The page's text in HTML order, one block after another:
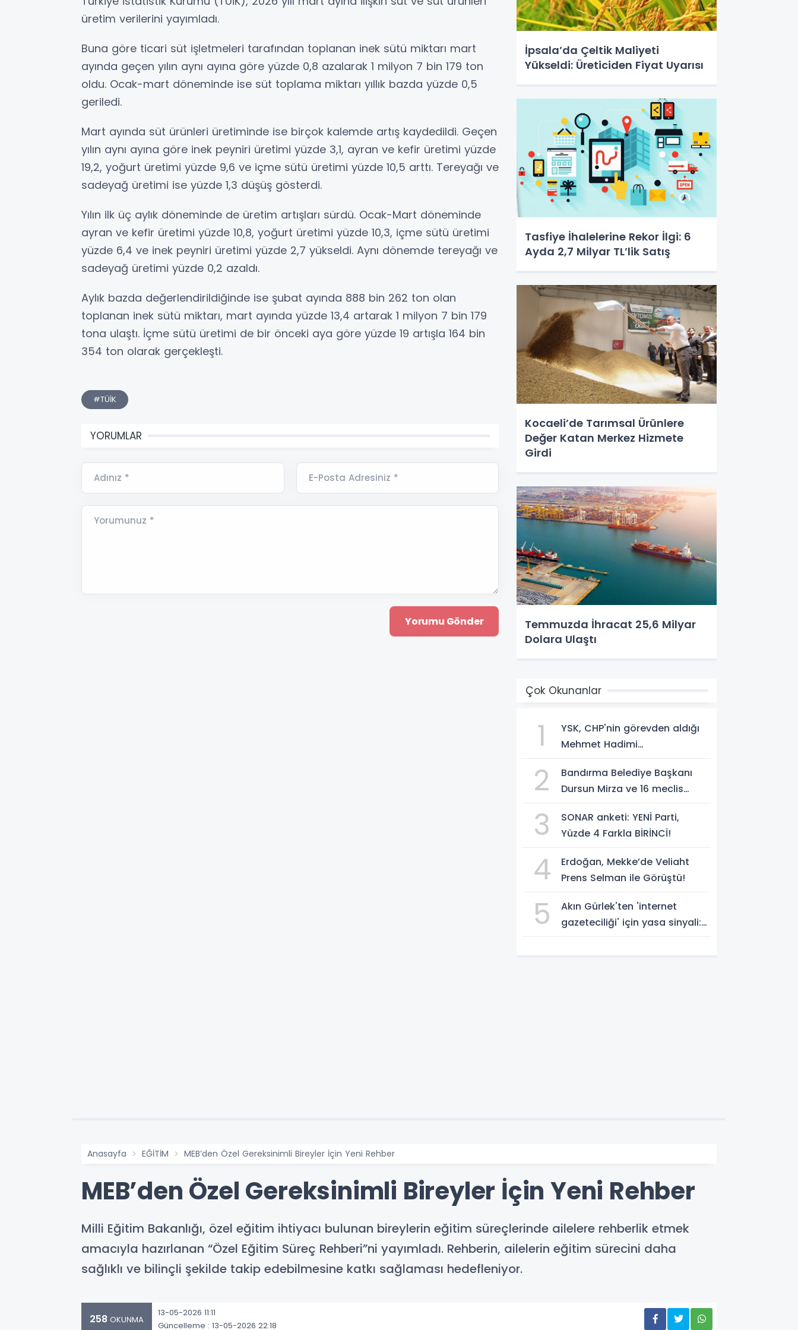
üretim verilerini yayımladı.
Buna göre ticari süt işletmeleri tarafından toplanan inek sütü miktarı mart
ayında geçen yılın aynı ayına göre yüzde 0,8 azalarak 1 milyon 7 bin 179 ton
oldu. Ocak-mart döneminde ise süt toplama miktarı yıllık bazda yüzde 0,5
geriledi.
Mart ayında süt ürünleri üretiminde ise birçok kalemde artış kaydedildi. Geçen
yılın aynı ayına göre inek peyniri üretimi yüzde 3,1, ayran ve kefir üretimi yüzde
19,2, yoğurt üretimi yüzde 9,6 ve içme sütü üretimi yüzde 10,5 arttı. Tereyağı ve
sadeyağ üretimi ise yüzde 1,3 düşüş gösterdi.
Yılın ilk üç aylık döneminde de üretim artışları sürdü. Ocak-Mart döneminde
ayran ve kefir üretimi yüzde 10,8, yoğurt üretimi yüzde 10,3, içme sütü üretimi
yüzde 6,4 ve inek peyniri üretimi yüzde 2,7 yükseldi. Aynı dönemde tereyağı ve
sadeyağ üretimi yüzde 0,2 azaldı.
Aylık bazda değerlendirildiğinde ise şubat ayında 888 bin 262 ton olan
toplanan inek sütü miktarı, mart ayında yüzde 13,4 artarak 1 milyon 7 bin 179
tona ulaştı. İçme sütü üretimi de bir önceki aya göre yüzde 19 artışla 164 bin
354 ton olarak gerçekleşti.
#TÜİK
YORUMLAR
Adınız * E-Posta Adresiniz *
Yorumunuz *
İpsala’da Çeltik Maliyeti
Yükseldi: Üreticiden Fiyat Uyarısı
Tasfiye İhalelerine Rekor İlgi: 6
Ayda 2,7 Milyar TL’lik Satış
Kocaeli’de Tarımsal Ürünlere
Değer Katan Merkez Hizmete
Girdi
Temmuzda İhracat 25,6 Milyar
Dolara Ulaştı
Çok Okunanlar
1
YSK, CHP'nin görevden aldığı
Mehmet Hadimi
temsilcisi olarak atadı!
2
Bandırma Belediye Başkanı
Dursun Mirza ve 16 meclis
geçti!
3
SONAR anketi: YENİ Parti,
Yüzde 4 Farkla BİRİNCİ!
4
Erdoğan, Mekke’de Veliaht
Prens Selman ile Görüştü!
5
Akın Gürlek'ten 'internet
gazeteciliği' için yasa sinyali:
Anasayfa EĞİTİM MEB’den Özel Gereksinimli Bireyler İçin Yeni Rehber
MEB’den Özel Gereksinimli Bireyler İçin Yeni Rehber
Milli Eğitim Bakanlığı, özel eğitim ihtiyacı bulunan bireylerin eğitim süreçlerinde ailelere rehberlik etmek
amacıyla hazırlanan “Özel Eğitim Süreç Rehberi”ni yayımladı. Rehberin, ailelerin eğitim sürecini daha
sağlıklı ve bilinçli şekilde takip edebilmesine katkı sağlaması hedefleniyor.
258 OKUNMA
13-05-2026 11:11
Güncelleme : 13-05-2026 22:18